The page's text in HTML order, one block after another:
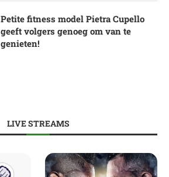
Petite fitness model Pietra Cupello
geeft volgers genoeg om van te
genieten!
LIVE STREAMS